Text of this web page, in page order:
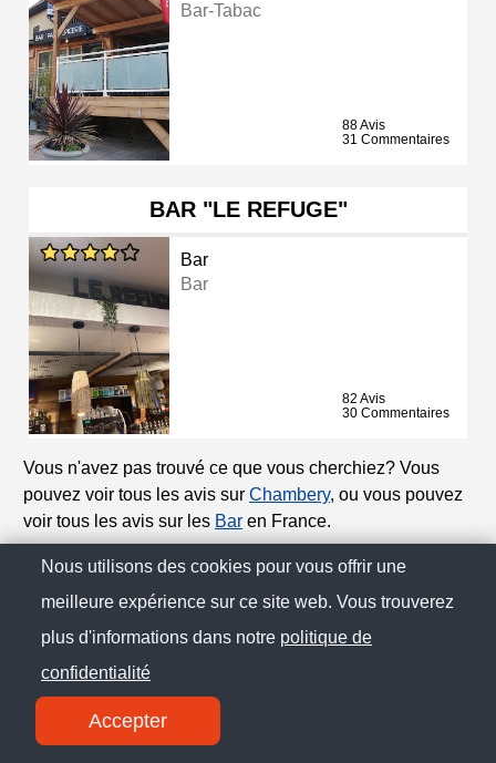
Bar-Tabac
88 Avis
31 Commentaires
BAR "LE REFUGE"
Bar
Bar
82 Avis
30 Commentaires
Vous n'avez pas trouvé ce que vous cherchiez? Vous
pouvez voir tous les avis sur Chambery, ou vous pouvez
voir tous les avis sur les Bar en France.
© Citoo France 2025
Politique de Confidentialité
Nous utilisons des cookies pour vous offrir une
meilleure expérience sur ce site web. Vous trouverez
plus d'informations dans notre politique de
confidentialité
Accepter